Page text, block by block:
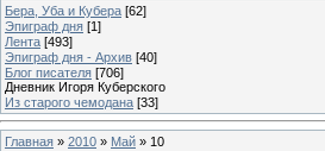
Бера, Уба и Кубера [62]
Эпиграф дня [1]
Лента [493]
Эпиграф дня - Архив [40]
Блог писателя [706]
Дневник Игоря Куберского
Из старого чемодана [33]
Главная » 2010 » Май » 10